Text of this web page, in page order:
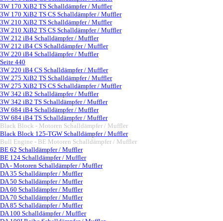
3W 170 XiB2 TS Schalldämpfer / Muffler
3W 170 XiB2 TS CS Schalldämpfer / Muffler
3W 210 XiB2 TS Schalldämpfer / Muffler
3W 210 XiB2 TS CS Schalldämpfer / Muffler
3W 212 iB4 Schalldämpfer / Muffler
3W 212 iB4 CS Schalldämpfer / Muffler
3W 220 iB4 Schalldämpfer / Muffler
Seite 440
3W 220 iB4 CS Schalldämpfer / Muffler
3W 275 XiB2 TS Schalldämpfer / Muffler
3W 275 XiB2 TS CS Schalldämpfer / Muffler
3W 342 iB2 Schalldämpfer / Muffler
3W 342 iB2 TS Schalldämpfer / Muffler
3W 684 iB4 Schalldämpfer / Muffler
3W 684 iB4 TS Schalldämpfer / Muffler
Black Block - Motoren Schalldämpfer / Muffler
Black Block 125-TGW Schalldämpfer / Muffler
Bull Engine - BE Motoren Schalldämpfer / Muffler
BE 62 Schalldämpfer / Muffler
BE 124 Schalldämpfer / Muffler
DA - Motoren Schalldämpfer / Muffler▼
DA 35 Schalldämpfer / Muffler
DA 50 Schalldämpfer / Muffler
DA 60 Schalldämpfer / Muffler
DA 70 Schalldämpfer / Muffler
DA 85 Schalldämpfer / Muffler
DA 100 Schalldämpfer / Muffler